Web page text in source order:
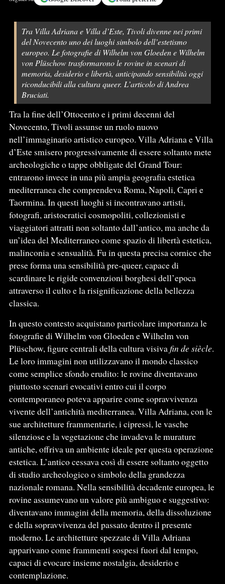
Tra Villa Adriana e Villa d’Este, Tivoli divenne nei primi
del Novecento uno dei luoghi simbolo dell’estetismo
europeo. Le fotografie di Wilhelm von Gloeden e Wilhelm
von Plüschow trasformarono le rovine in scenari di
memoria, desiderio e libertà, anticipando sensibilità oggi
riconducibili alla cultura queer. L’articolo di Andrea
Bruciati.
Tra la fine dell’Ottocento e i primi decenni del
Novecento, Tivoli assunse un ruolo nuovo
nell’immaginario artistico europeo. Villa Adriana e Villa
d’Este smisero progressivamente di essere soltanto mete
archeologiche o tappe obbligate del Grand Tour:
entrarono invece in una più ampia geografia estetica
mediterranea che comprendeva Roma, Napoli, Capri e
Taormina. In questi luoghi si incontravano artisti,
fotografi, aristocratici cosmopoliti, collezionisti e
viaggiatori attratti non soltanto dall’antico, ma anche da
un’idea del Mediterraneo come spazio di libertà estetica,
malinconia e sensualità. Fu in questa precisa cornice che
prese forma una sensibilità pre-queer, capace di
scardinare le rigide convenzioni borghesi dell’epoca
attraverso il culto e la risignificazione della bellezza
classica.
In questo contesto acquistano particolare importanza le
fotografie di Wilhelm von Gloeden e Wilhelm von
Plüschow, figure centrali della cultura visivafin de siècle.
Le loro immagini non utilizzavano il mondo classico
come semplice sfondo erudito: le rovine diventavano
piuttosto scenari evocativi entro cui il corpo
contemporaneo poteva apparire come sopravvivenza
vivente dell’antichità mediterranea. Villa Adriana, con le
sue architetture frammentarie, i cipressi, le vasche
silenziose e la vegetazione che invadeva le murature
antiche, offriva un ambiente ideale per questa operazione
estetica. L’antico cessava così di essere soltanto oggetto
di studio archeologico o simbolo della grandezza
nazionale romana. Nella sensibilità decadente europea, le
rovine assumevano un valore più ambiguo e suggestivo:
diventavano immagini della memoria, della dissoluzione
e della sopravvivenza del passato dentro il presente
moderno. Le architetture spezzate di Villa Adriana
apparivano come frammenti sospesi fuori dal tempo,
capaci di evocare insieme nostalgia, desiderio e
contemplazione.